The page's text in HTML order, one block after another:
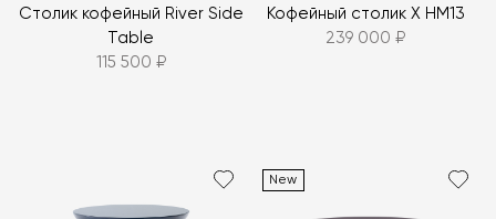
Столик кофейный River Side
Table
115 500 ₽
Кофейный столик X HM13
239 000 ₽
New